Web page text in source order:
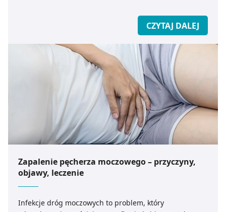
CZYTAJ DALEJ
Zapalenie pęcherza moczowego – przyczyny,
objawy, leczenie
Infekcje dróg moczowych to problem, który